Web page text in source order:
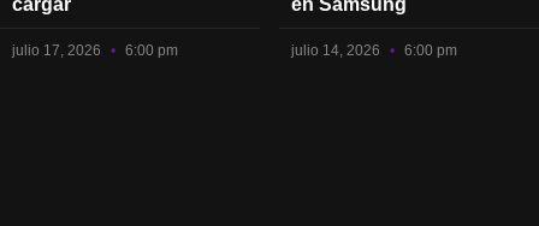
cargar
julio 17, 2026 6:00 pm
en Samsung
julio 14, 2026 6:00 pm